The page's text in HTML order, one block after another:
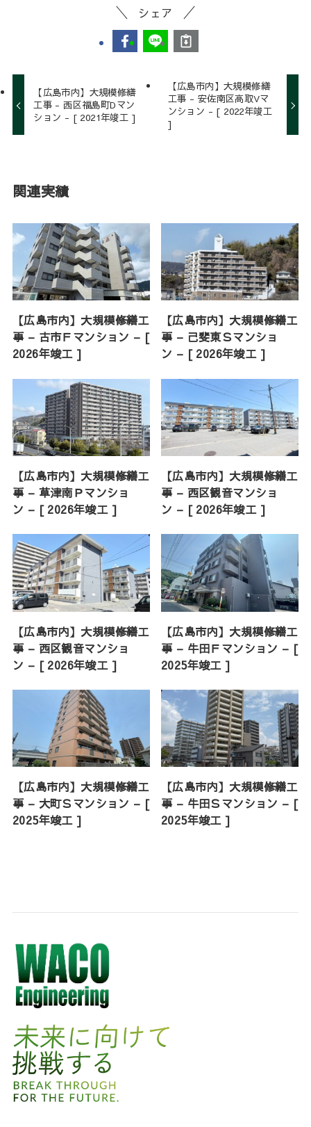
シェア
【広島市内】大規模修繕
工事 - 西区福島町Dマン
ション - [ 2021年竣工 ]
【広島市内】大規模修繕
工事 - 安佐南区高取Vマ
ンション - [ 2022年竣工
]
関連実績
【広島市内】大規模修繕工
事 – 古市Ｆマンション – [
2026年竣工 ]
【広島市内】大規模修繕工
事 – 己斐東Ｓマンショ
ン – [ 2026年竣工 ]
【広島市内】大規模修繕工
事 – 草津南Ｐマンショ
ン – [ 2026年竣工 ]
【広島市内】大規模修繕工
事 – 西区観音マンショ
ン – [ 2026年竣工 ]
【広島市内】大規模修繕工
事 – 西区観音マンショ
ン – [ 2026年竣工 ]
【広島市内】大規模修繕工
事 – 牛田Ｆマンション – [
2025年竣工 ]
【広島市内】大規模修繕工
事 – 大町Ｓマンション – [
2025年竣工 ]
【広島市内】大規模修繕工
事 – 牛田Ｓマンション – [
2025年竣工 ]